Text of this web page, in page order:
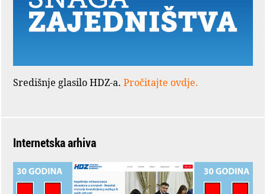
Središnje glasilo HDZ-a. Pročitajte ovdje.
Internetska arhiva